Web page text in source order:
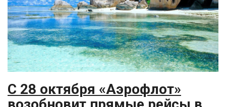
С 28 октября «Аэрофлот»